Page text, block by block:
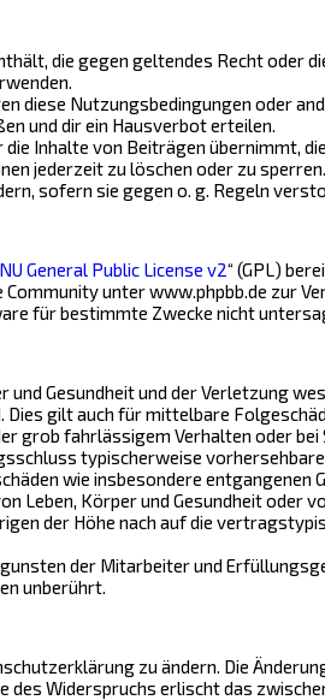
die gegen geltendes Recht oder
diese Nutzungsbedingungen oder
und dir ein Hausverbot erteilen.
Inhalte von Beiträgen übernimmt,
jederzeit zu löschen oder zu sperren.
sofern sie gegen o. g. Regeln
General Public License v2“ (GPL)
unter www.phpbb.de zur
für bestimmte Zwecke nicht
Gesundheit und der Verletzung
gilt auch für mittelbare
fahrlässigem Verhalten oder
typischerweise
wie insbesondere entgangenen
Leben, Körper und Gesundheit
der Höhe nach auf die
der Mitarbeiter und
unberührt.
zu ändern. Die
des Widerspruchs erlischt das